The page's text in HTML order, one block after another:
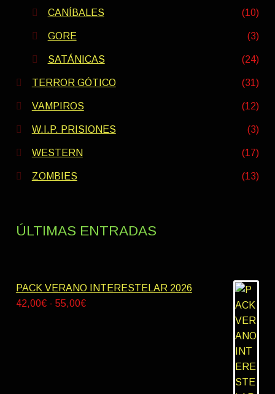
CANÍBALES (10)
GORE (3)
SATÁNICAS (24)
TERROR GÓTICO (31)
VAMPIROS (12)
W.I.P. PRISIONES (3)
WESTERN (17)
ZOMBIES (13)
ÚLTIMAS ENTRADAS
PACK VERANO INTERESTELAR 2026
42,00€ - 55,00€Rango